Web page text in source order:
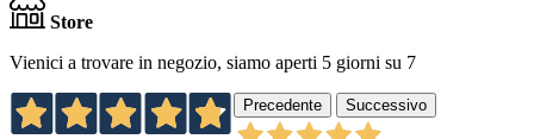
Store
Vienici a trovare in negozio, siamo aperti 5 giorni su 7
Precedente Successivo